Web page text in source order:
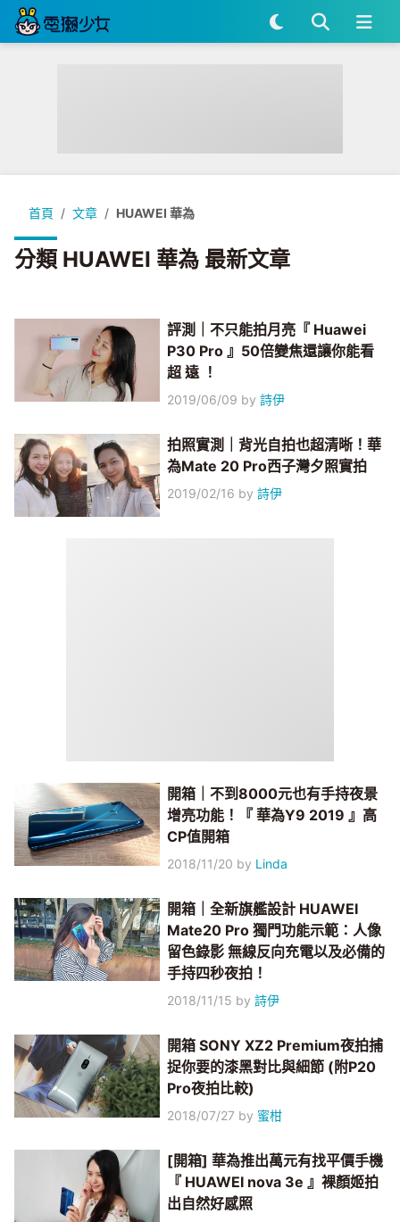
首頁 文章 HUAWEI 華為
分類 HUAWEI 華為 最新文章
評測｜不只能拍月亮『 Huawei
P30 Pro 』50倍變焦還讓你能看
超 遠 ！
2019/06/09 by詩伊
拍照實測｜背光自拍也超清晰！華
為Mate 20 Pro西子灣夕照實拍
2019/02/16 by詩伊
開箱｜不到8000元也有手持夜景
增亮功能！『 華為Y9 2019 』高
CP值開箱
2018/11/20 by Linda
開箱｜全新旗艦設計 HUAWEI
Mate20 Pro 獨門功能示範：人像
留色錄影 無線反向充電以及必備的
手持四秒夜拍！
2018/11/15 by詩伊
開箱 SONY XZ2 Premium夜拍捕
捉你要的漆黑對比與細節 (附P20
Pro夜拍比較)
2018/07/27 by 蜜柑
[開箱] 華為推出萬元有找平價手機
『 HUAWEI nova 3e 』裸顏姬拍
出自然好感照